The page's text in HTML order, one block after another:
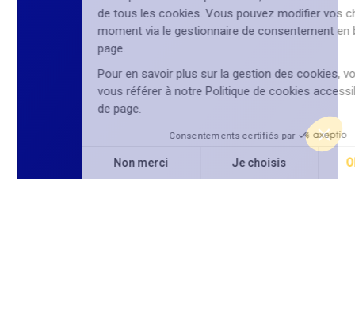
de tous les cookies. Vous pouvez modifier vos choix à tout
moment via le gestionnaire de consentement en bas de
Pour en savoir plus sur la gestion des cookies, vous pouvez
vous référer à notre Politique de cookies accessible en bas
Consentements certifiés par
Je choisis OK pour moi